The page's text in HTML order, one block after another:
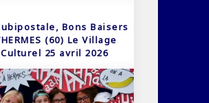
Bons Baisers
(60) Le Village
Culturel 25 avril 2026